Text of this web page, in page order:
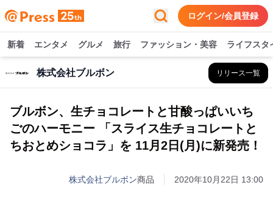
ログイン/会員登録
新着 エンタメ グルメ 旅行 ファッション・美容 ライフスタ
株式会社ブルボン リリース一覧
ブルボン、生チョコレートと甘酸っぱいいち
ごのハーモニー 「スライス生チョコレートと
ちおとめショコラ」を 11月2日(月)に新発売！
株式会社ブルボン商品 2020年10月22日 13:00